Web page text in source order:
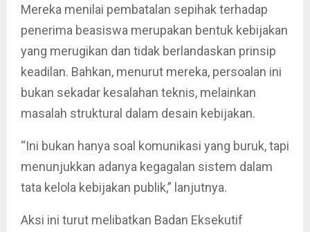
Mereka menilai pembatalan sepihak terhadap
penerima beasiswa merupakan bentuk kebijakan
yang merugikan dan tidak berlandaskan prinsip
keadilan. Bahkan, menurut mereka, persoalan ini
bukan sekadar kesalahan teknis, melainkan
masalah struktural dalam desain kebijakan.
“Ini bukan hanya soal komunikasi yang buruk, tapi
menunjukkan adanya kegagalan sistem dalam
tata kelola kebijakan publik,” lanjutnya.
Aksi ini turut melibatkan Badan Eksekutif